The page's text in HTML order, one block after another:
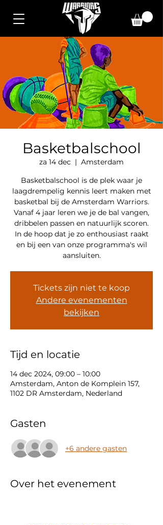
Basketbalschool
za 14 dec
  |
Amsterdam
Basketbalschool is de plek waar je
laagdrempelig kennis leert maken met
basketbal bij de Amsterdam Warriors.
Vanaf 4 jaar leren we je de bal vangen,
dribbelen passen en natuurlijk scoren.
In de hoop dat je zo enthousiast raakt
en bij een van onze programma's wil
aansluiten.
Tickets zijn niet te koop
Andere evenementen
bekijken
Tijd en locatie
14 dec 2024, 09:00 – 10:00
Amsterdam, Anton de Komplein 157,
1102 DR Amsterdam, Nederland
Gasten
+6 andere gasten
Over het evenement